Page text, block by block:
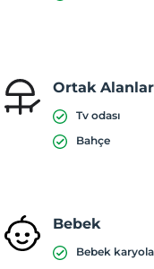
Ortak Alanlar
Tv odası
Bahçe
Bebek
Bebek